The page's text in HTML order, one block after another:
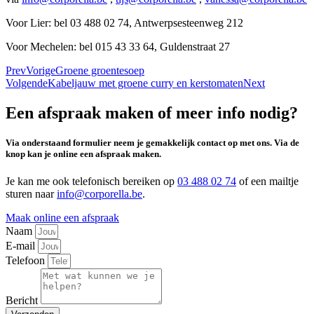
Voor Lier: bel 03 488 02 74, Antwerpsesteenweg 212
Voor Mechelen: bel 015 43 33 64, Guldenstraat 27
PrevVorigeGroene groentesoep
VolgendeKabeljauw met groene curry en kerstomatenNext
Een afspraak maken of meer info nodig?
Via onderstaand formulier neem je gemakkelijk contact op met ons. Via de
knop kan je online een afspraak maken.
Je kan me ook telefonisch bereiken op 03 488 02 74 of een mailtje
sturen naarinfo@corporella.be.
Maak online een afspraak
Naam
E-mail
Telefoon
Bericht